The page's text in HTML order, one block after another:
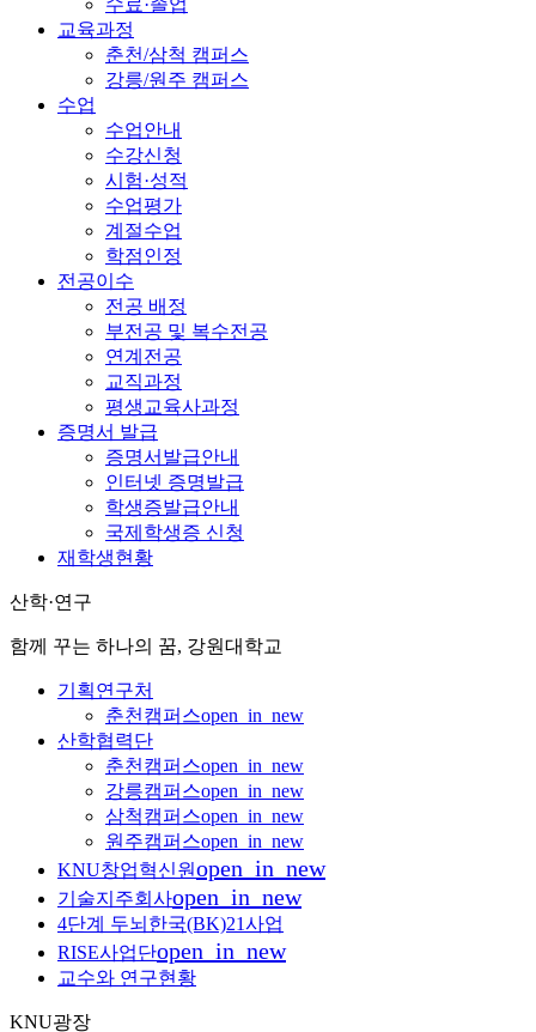
교육과정
춘천/삼척 캠퍼스
강릉/원주 캠퍼스
수업
수업안내
수강신청
시험·성적
수업평가
계절수업
학점인정
전공이수
전공 배정
부전공 및 복수전공
연계전공
교직과정
평생교육사과정
증명서 발급
증명서발급안내
인터넷 증명발급
학생증발급안내
국제학생증 신청
재학생현황
산학·연구
함께 꾸는 하나의 꿈, 강원대학교
기획연구처
춘천캠퍼스open_in_new
산학협력단
춘천캠퍼스open_in_new
강릉캠퍼스open_in_new
삼척캠퍼스open_in_new
원주캠퍼스open_in_new
KNU창업혁신원open_in_new
기술지주회사open_in_new
4단계 두뇌한국(BK)21사업
RISE사업단open_in_new
교수와 연구현황
KNU광장